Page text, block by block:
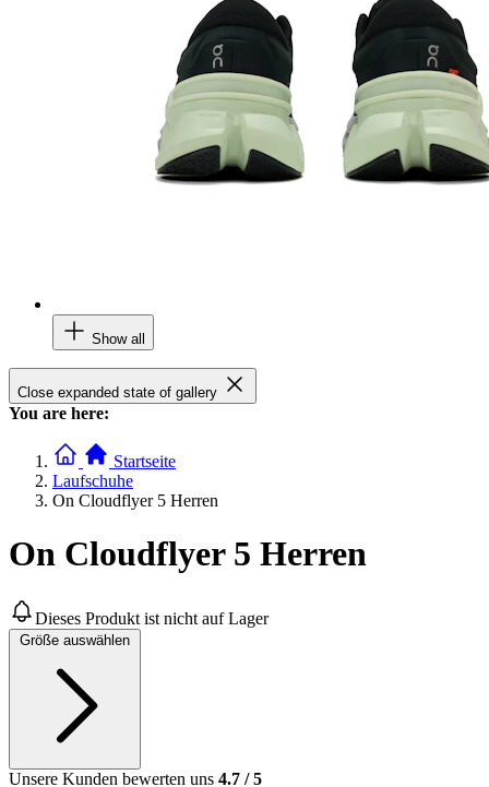
Show all
Close expanded state of gallery
You are here:
Startseite
Laufschuhe
On Cloudflyer 5 Herren
On Cloudflyer 5 Herren
Dieses Produkt ist nicht auf Lager
Größe auswählen
Unsere Kunden bewerten uns 4.7 /5